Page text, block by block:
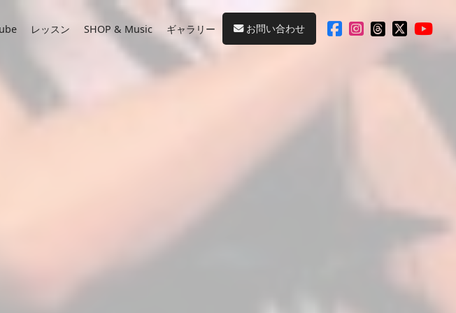
レッスン SHOP & Music ギャラリー お問い合わせ